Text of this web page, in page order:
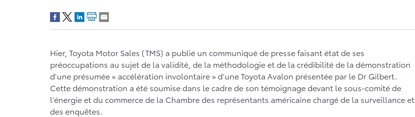
Hier, Toyota Motor Sales (TMS) a publié un communiqué de presse faisant état de ses
préoccupations au sujet de la validité, de la méthodologie et de la crédibilité de la démonstration
d’une présumée « accélération involontaire » d’une Toyota Avalon présentée par le Dr Gilbert.
Cette démonstration a été soumise dans le cadre de son témoignage devant le sous-comité de
l’énergie et du commerce de la Chambre des représentants américaine chargé de la surveillance et
des enquêtes.